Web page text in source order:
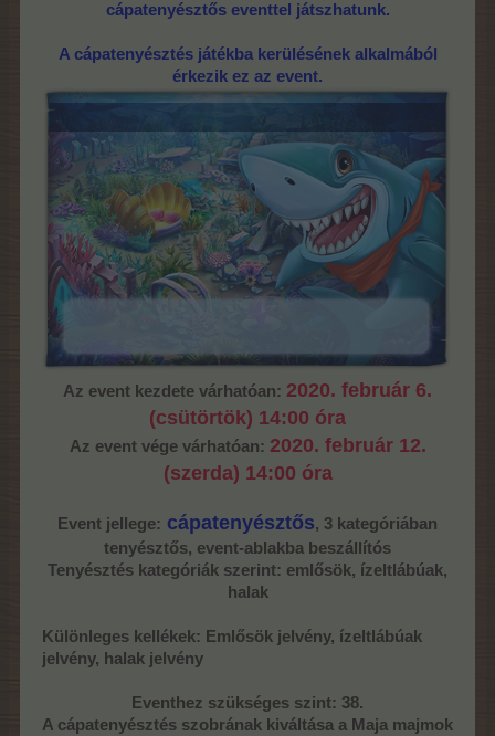
cápatenyésztős eventtel játszhatunk.
A cápatenyésztés játékba kerülésének alkalmából
érkezik ez az event.
Az event kezdete várhatóan: 2020. február 6.
(csütörtök) 14:00 óra
Az event vége várhatóan: 2020. február 12.
(szerda) 14:00 óra
Event jellege: cápatenyésztős, 3 kategóriában
tenyésztős, event-ablakba beszállítós
Tenyésztés kategóriák szerint: emlősök, ízeltlábúak,
halak
Különleges kellékek: Emlősök jelvény, ízeltlábúak
jelvény, halak jelvény
Eventhez szükséges szint: 38.
A cápatenyésztés szobrának kiváltása a Maja majmok